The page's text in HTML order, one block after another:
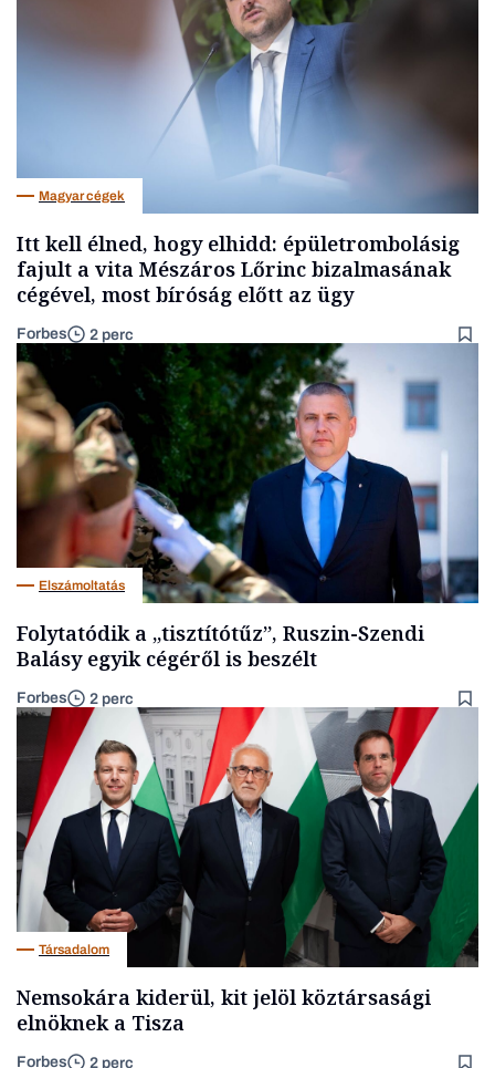
Magyar cégek
Itt kell élned, hogy elhidd: épületrombolásig
fajult a vita Mészáros Lőrinc bizalmasának
cégével, most bíróság előtt az ügy
Forbes 2 perc
Elszámoltatás
Folytatódik a „tisztítótűz”, Ruszin-Szendi
Balásy egyik cégéről is beszélt
Forbes 2 perc
Társadalom
Nemsokára kiderül, kit jelöl köztársasági
elnöknek a Tisza
Forbes 2 perc